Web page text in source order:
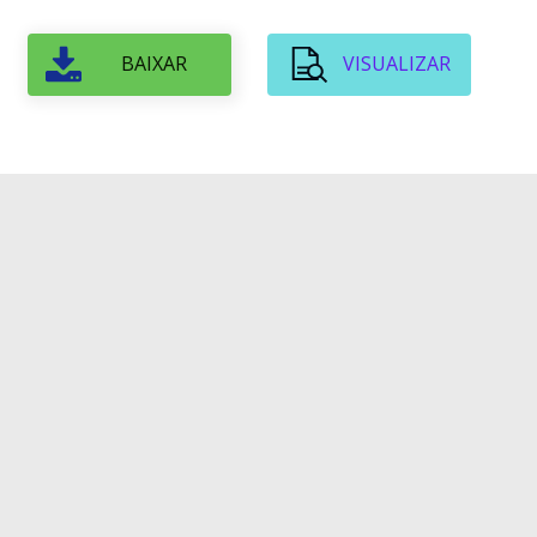
BAIXAR VISUALIZAR